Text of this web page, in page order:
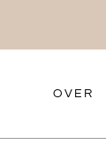
OVER